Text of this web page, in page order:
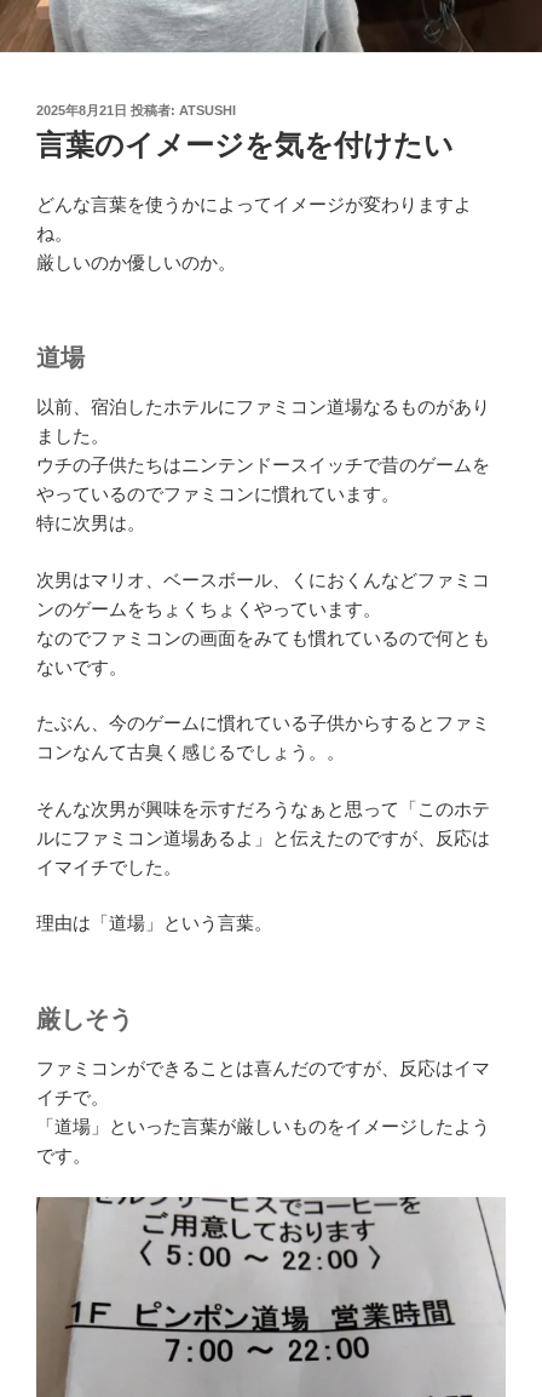
投
稿
日:
2025年8月21日 投稿者: ATSUSHI
言葉のイメージを気を付けたい
どんな言葉を使うかによってイメージが変わりますよ
ね。
厳しいのか優しいのか。
道場
以前、宿泊したホテルにファミコン道場なるものがあり
ました。
ウチの子供たちはニンテンドースイッチで昔のゲームを
やっているのでファミコンに慣れています。
特に次男は。
次男はマリオ、ベースボール、くにおくんなどファミコ
ンのゲームをちょくちょくやっています。
なのでファミコンの画面をみても慣れているので何とも
ないです。
たぶん、今のゲームに慣れている子供からするとファミ
コンなんて古臭く感じるでしょう。。
そんな次男が興味を示すだろうなぁと思って「このホテ
ルにファミコン道場あるよ」と伝えたのですが、反応は
イマイチでした。
理由は「道場」という言葉。
厳しそう
ファミコンができることは喜んだのですが、反応はイマ
イチで。
「道場」といった言葉が厳しいものをイメージしたよう
です。